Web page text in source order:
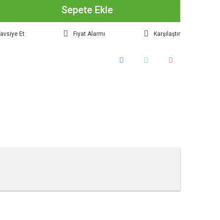
Sepete Ekle
Et Fiyat Alarmı Karşılaştır